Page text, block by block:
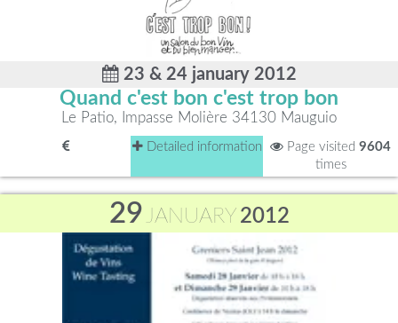
23 & 24 january 2012
Quand c'est bon c'est trop bon
Le Patio, Impasse Molière 34130 Mauguio
Detailed information Page visited 9604
times
29JANUARY 2012